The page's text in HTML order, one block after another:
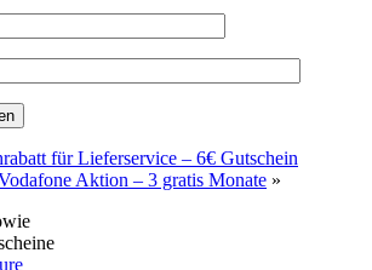
für Lieferservice – 6€ Gutschein
Aktion – 3 gratis Monate »